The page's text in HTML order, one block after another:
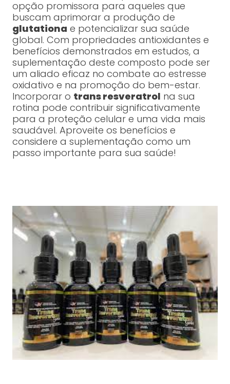
opção promissora para aqueles que
buscam aprimorar a produção de
glutationa e potencializar sua saúde
global. Com propriedades antioxidantes e
benefícios demonstrados em estudos, a
suplementação deste composto pode ser
um aliado eficaz no combate ao estresse
oxidativo e na promoção do bem-estar.
Incorporar o trans resveratrol na sua
rotina pode contribuir significativamente
para a proteção celular e uma vida mais
saudável. Aproveite os benefícios e
considere a suplementação como um
passo importante para sua saúde!